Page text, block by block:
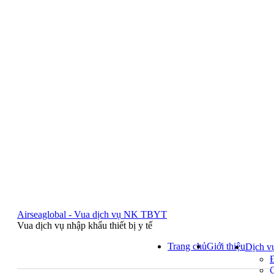
Airseaglobal - Vua dịch vụ NK TBYT
Vua dịch vụ nhập khẩu thiết bị y tế
Trang chủGiới thiệuDịch